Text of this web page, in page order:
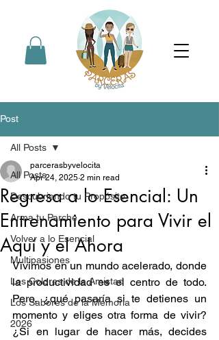
Post
All Posts
Descubriendo tu Propósito
Arma tu Parche
Volver a lo Esencial
Multipasiones
Los Colores de la Amistad
Los Sabores de la Memoria
2026
All Posts
Regresa a lo Esencial: Un
Entrenamiento para Vivir el
Aquí y el Ahora
parcerasbyvelocita
Apr 24, 2025 2 min read
Vivimos en un mundo acelerado, donde
la productividad es el centro de todo.
Pero, ¿qué pasaría si te detienes un
momento y eliges otra forma de vivir?
¿Si en lugar de hacer más, decides